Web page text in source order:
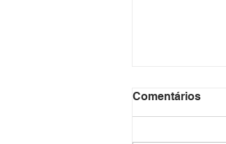
Comentários